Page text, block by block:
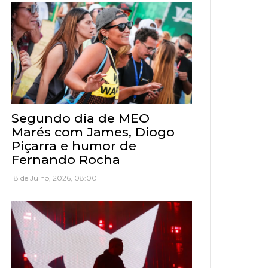
Segundo dia de MEO
Marés com James, Diogo
Piçarra e humor de
Fernando Rocha
18 de Julho, 2026, 08:00